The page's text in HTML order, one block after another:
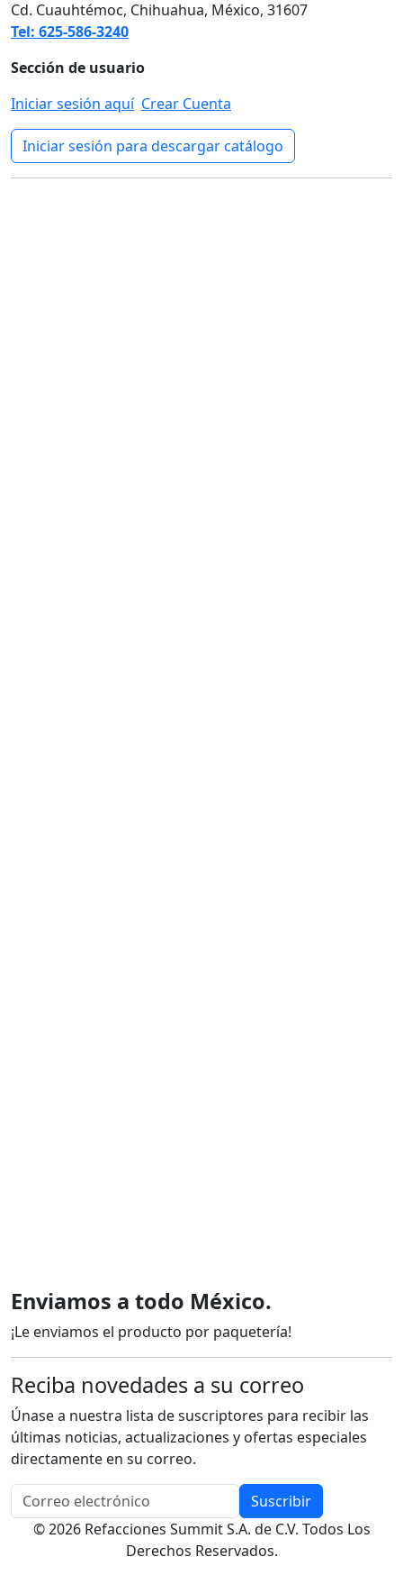
Cd. Cuauhtémoc, Chihuahua, México, 31607
Tel: 625-586-3240
Sección de usuario
Iniciar sesión aquí Crear Cuenta
Iniciar sesión para descargar catálogo
Enviamos a todo México.
¡Le enviamos el producto por paquetería!
Reciba novedades a su correo
Únase a nuestra lista de suscriptores para recibir las
últimas noticias, actualizaciones y ofertas especiales
directamente en su correo.
Suscribir
© 2026 Refacciones Summit S.A. de C.V. Todos Los
Derechos Reservados.